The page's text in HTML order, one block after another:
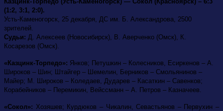
(1:2, 3:1, 2:0).
Усть-Каменогорск, 25 декабря, ДС им. Б. Александрова, 2500
зрителей.
Судьи: Д. Алексеев (Новосибирск), В. Аверченко (Омск), К.
Косарезов (Омск).
«Казцинк-Торпедо»: Янков; Петушкин – Колесников, Есиркенов – А.
Широков – Шин; Штайгер – Шемелин, Берников – Смольянинов –
Майер; М. Широков – Коледаев, Дударев – Касаткин – Савенков;
Корабейников – Перемикин, Вейссманн – А. Петров – Казначеев.
«Сокол»: Хозяшев; Курдюков – Чикалин, Севастьянов – Первухин –